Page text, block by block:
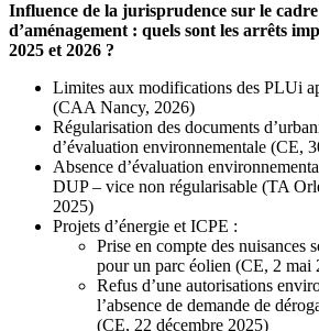
Influence de la jurisprudence sur le
d’aménagement : quels sont les arrêts
2025 et 2026 ?
Limites aux modifications des PLUi
(CAA Nancy, 2026)
Régularisation des documents
d’évaluation environnementale (CE,
Absence d’évaluation
DUP – vice non régularisable (TA
2025)
Projets d’énergie et ICPE :
Prise en compte des nuisances
pour un parc éolien (CE, 2 mai
Refus d’une autorisations
l’absence de demande de
(CE, 22 décembre 2025)